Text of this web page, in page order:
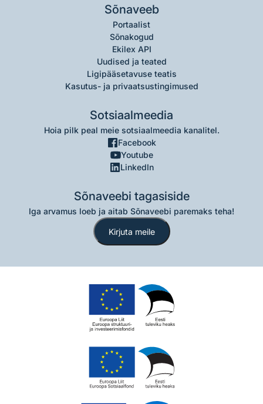
Sõnaveeb
Portaalist
Sõnakogud
Ekilex API
Uudised ja teated
Ligipääsetavuse teatis
Kasutus- ja privaatsustingimused
Sotsiaalmeedia
Hoia pilk peal meie sotsiaalmeedia kanalitel.
Facebook
Youtube
LinkedIn
Sõnaveebi tagasiside
Iga arvamus loeb ja aitab Sõnaveebi paremaks teha!
Kirjuta meile